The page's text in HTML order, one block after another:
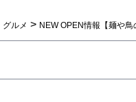
グルメ > NEW OPEN情報【麺や